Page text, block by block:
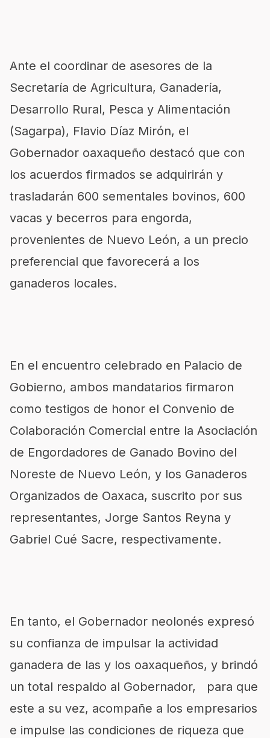
Ante el coordinar de asesores de la
Secretaría de Agricultura, Ganadería,
Desarrollo Rural, Pesca y Alimentación
(Sagarpa), Flavio Díaz Mirón, el
Gobernador oaxaqueño destacó que con
los acuerdos firmados se adquirirán y
trasladarán 600 sementales bovinos, 600
vacas y becerros para engorda,
provenientes de Nuevo León, a un precio
preferencial que favorecerá a los
ganaderos locales.
En el encuentro celebrado en Palacio de
Gobierno, ambos mandatarios firmaron
como testigos de honor el Convenio de
Colaboración Comercial entre la Asociación
de Engordadores de Ganado Bovino del
Noreste de Nuevo León, y los Ganaderos
Organizados de Oaxaca, suscrito por sus
representantes, Jorge Santos Reyna y
Gabriel Cué Sacre, respectivamente.
En tanto, el Gobernador neolonés expresó
su confianza de impulsar la actividad
ganadera de las y los oaxaqueños, y brindó
un total respaldo al Gobernador, para que
este a su vez, acompañe a los empresarios
e impulse las condiciones de riqueza que